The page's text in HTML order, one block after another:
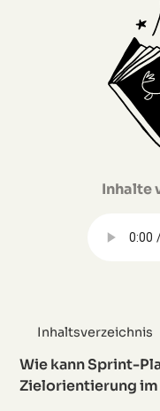
Inhalte
Inhaltsverzeichnis
Wie kann Sprint-
Zielorientierung